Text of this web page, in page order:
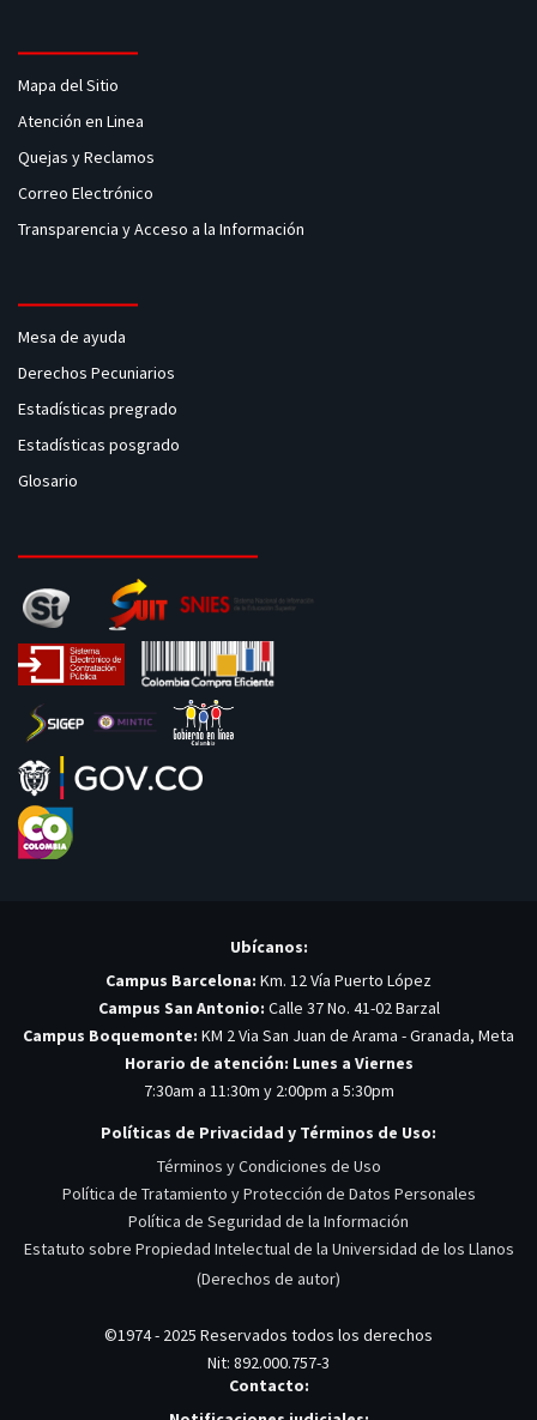
Mapa del Sitio
Atención en Linea
Quejas y Reclamos
Correo Electrónico
Transparencia y Acceso a la Información
Mesa de ayuda
Derechos Pecuniarios
Estadísticas pregrado
Estadísticas posgrado
Glosario
Ubícanos:
Campus Barcelona: Km. 12 Vía Puerto López
Campus San Antonio: Calle 37 No. 41-02 Barzal
Campus Boquemonte: KM 2 Via San Juan de Arama - Granada, Meta
Horario de atención: Lunes a Viernes
7:30am a 11:30m y 2:00pm a 5:30pm
Políticas de Privacidad y Términos de Uso:
Términos y Condiciones de Uso
Política de Tratamiento y Protección de Datos Personales
Política de Seguridad de la Información
Estatuto sobre Propiedad Intelectual de la Universidad de los Llanos
(Derechos de autor)
©1974 - 2025 Reservados todos los derechos
Nit: 892.000.757-3
Contacto: